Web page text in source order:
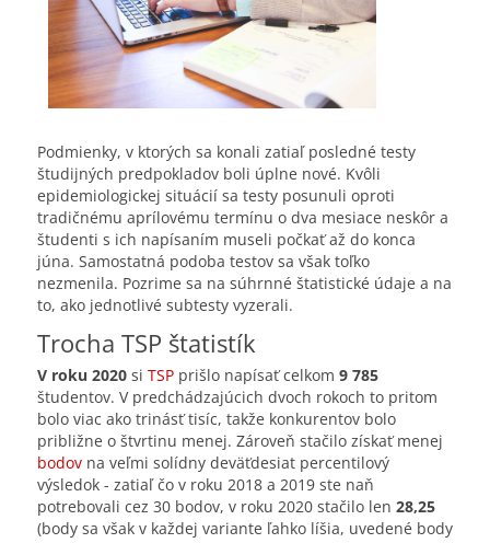
Podmienky, v ktorých sa konali zatiaľ posledné testy
študijných predpokladov boli úplne nové. Kvôli
epidemiologickej situácií sa testy posunuli oproti
tradičnému aprílovému termínu o dva mesiace neskôr a
študenti s ich napísaním museli počkať až do konca
júna. Samostatná podoba testov sa však toľko
nezmenila. Pozrime sa na súhrnné štatistické údaje a na
to, ako jednotlivé subtesty vyzerali.
Trocha TSP štatistík
V roku 2020si TSPprišlo napísať celkom 9 785
študentov. V predchádzajúcich dvoch rokoch to pritom
bolo viac ako trinásť tisíc, takže konkurentov bolo
približne o štvrtinu menej. Zároveň stačilo získať menej
bodovna veľmi solídny deväťdesiat percentilový
výsledok - zatiaľ čo v roku 2018 a 2019 ste naň
potrebovali cez 30 bodov, v roku 2020 stačilo len 28,25
(body sa však v každej variante ľahko líšia, uvedené body